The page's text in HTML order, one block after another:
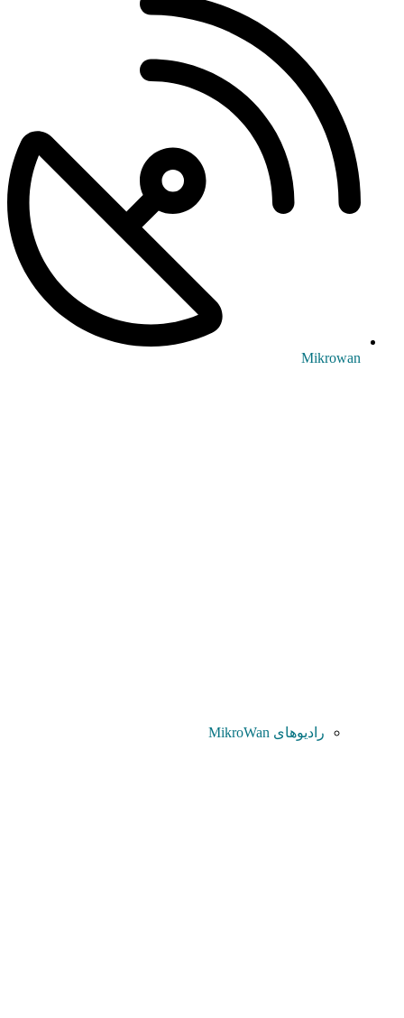
Mikrowan
رادیوهای MikroWan